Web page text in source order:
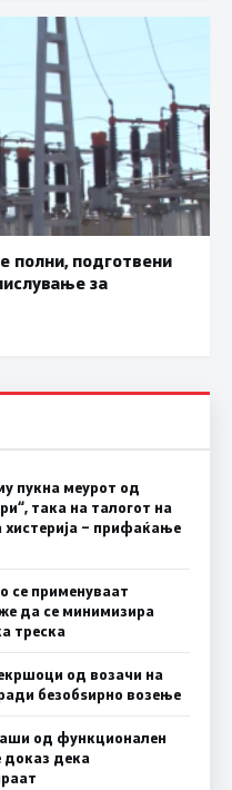
полни, подготвени
за
пукна меурот од
така на талогот на
– прифаќање
се применуваат
да се минимизира
треска
од возачи на
безобѕирно возење
од функционален
доказ дека